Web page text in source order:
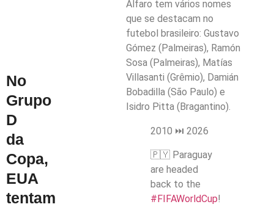
No
Grupo
D
da
Copa,
EUA
tentam
Alfaro tem vários nomes
que se destacam no
futebol brasileiro: Gustavo
Gómez (Palmeiras), Ramón
Sosa (Palmeiras), Matías
Villasanti (Grêmio), Damián
Bobadilla (São Paulo) e
Isidro Pitta (Bragantino).
2010 ⏭️ 2026
🇵🇾 Paraguay
are headed
back to the
#FIFAWorldCup!